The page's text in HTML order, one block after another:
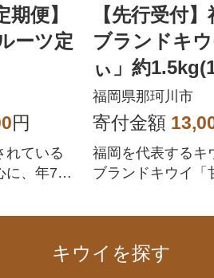
期便】
ーツ定
円
れている
に、年7回
【先行受付
ブランドキ
ぃ」約
(那珂川市)
福岡県那珂川市
寄付金額
福岡を代表するキ
ブランドキウイ「
キウイを探す